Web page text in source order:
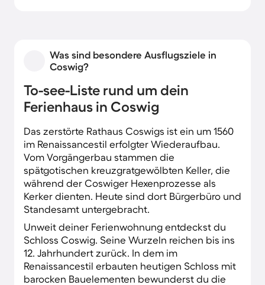
die Alte Kirche am Ravensburger Platz oder die
alte Coswiger Dorfkirche. Seine idyllische Lage
Spaargebirge macht die Stadt für Besucher
interessant. Radfahrer freuen sich über die
Elberadweg.
Was sind besondere Ausflugsziele in
Coswig?
To-see-Liste rund um dein
Ferienhaus in Coswig
Das zerstörte Rathaus Coswigs ist ein um 1560
im Renaissancestil erfolgter Wiederaufbau.
Vom Vorgängerbau stammen die
spätgotischen kreuzgratgewölbten Keller, die
während der Coswiger Hexenprozesse als
Kerker dienten. Heute sind dort Bürgerbüro und
Standesamt untergebracht.
Unweit deiner Ferienwohnung entdeckst du
Schloss Coswig. Seine Wurzeln reichen bis ins
12. Jahrhundert zurück. In dem im
Renaissancestil erbauten heutigen Schloss mit
barocken Bauelementen bewunderst du die